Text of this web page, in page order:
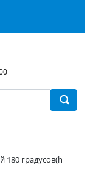
градусов(h